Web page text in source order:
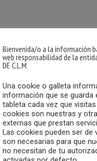
Bienvenida/o a la información
web responsabilidad de la
DE C.L.M
Una cookie o galleta
información que se guarda
tableta cada vez que
cookies son nuestras y
externas que prestan
Las cookies pueden ser
son necesarias para que
no necesitan de tu